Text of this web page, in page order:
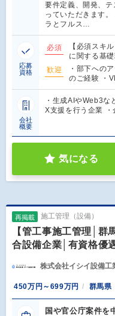
要件定義、開発、
っていただきます
ラとフルス…
応募
資格
必須
【必須スキ
に関する基
歓迎
・部下への
のご経験 ・
会社
概要
・生成AIやWeb3な
X支援を行う企業
気になる
再掲載 施工管理（設備）
【管工事施工管理│群
合設備企業│有資格優
株式会社イシイ設備工
450万円～699万円 群馬県
国や官公庁案件を